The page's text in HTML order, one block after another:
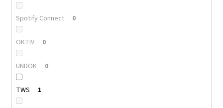
Spotify Connect 0
OKTIV 0
UNDOK 0
TWS 1